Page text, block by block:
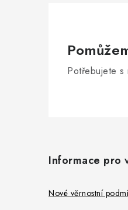
Potřebujete s
Informace pro
Nové věrnostní